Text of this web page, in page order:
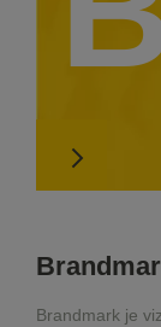
Brandmark je